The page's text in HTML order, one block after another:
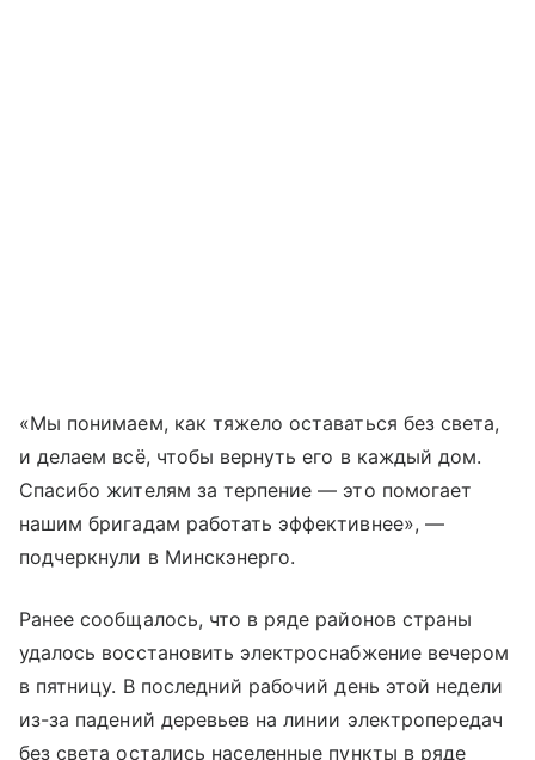
«Мы понимаем, как тяжело оставаться без света,
и делаем всё, чтобы вернуть его в каждый дом.
Спасибо жителям за терпение — это помогает
нашим бригадам работать эффективнее», —
подчеркнули в Минскэнерго.
Ранее сообщалось, что в ряде районов страны
удалось восстановить электроснабжение вечером
в пятницу. В последний рабочий день этой недели
из-за падений деревьев на линии электропередач
без света остались населенные пункты в ряде